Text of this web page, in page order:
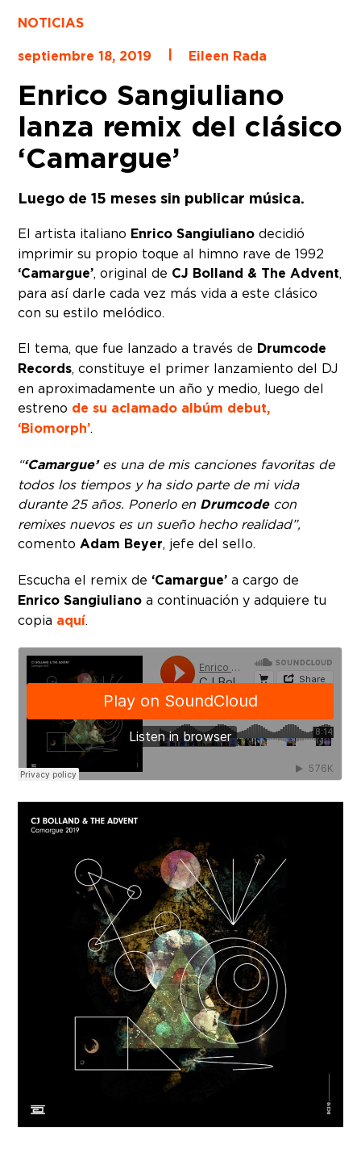
NOTICIAS
septiembre 18, 2019
Eileen Rada
Enrico Sangiuliano
lanza remix del clásico
‘Camargue’
Luego de 15 meses sin publicar música.
El artista italiano Enrico Sangiuliano decidió
imprimir su propio toque al himno rave de 1992
‘Camargue’, original de CJ Bolland & The Advent,
para así darle cada vez más vida a este clásico
con su estilo melódico.
El tema, que fue lanzado a través de Drumcode
Records, constituye el primer lanzamiento del DJ
en aproximadamente un año y medio, luego del
estreno de su aclamado albúm debut,
‘Biomorph’.
“‘Camargue’es una de mis canciones favoritas de
todos los tiempos y ha sido parte de mi vida
durante 25 años. Ponerlo en Drumcodecon
remixes nuevos es un sueño hecho realidad”,
comento Adam Beyer, jefe del sello.
Escucha el remix de ‘Camargue’ a cargo de
Enrico Sangiuliano a continuación y adquiere tu
copia aquí.